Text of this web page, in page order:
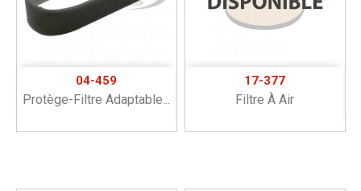
04-459
Protège-Filtre Adaptable...
17-377
Filtre À Air